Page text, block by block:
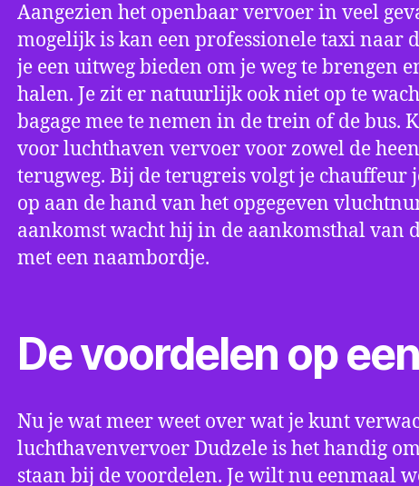
Aangezien het openbaar vervoer in veel
mogelijk is kan een professionele taxi naar
je een uitweg bieden om je weg te brengen
halen. Je zit er natuurlijk ook niet op te
bagage mee te nemen in de trein of de bus.
voor luchthaven vervoer voor zowel de
terugweg. Bij de terugreis volgt je chauffeur
op aan de hand van het opgegeven
aankomst wacht hij in de aankomsthal van
met een naambordje.
De voordelen op
Nu je wat meer weet over wat je kunt
luchthavenvervoer Dudzele is het handig
staan bij de voordelen. Je wilt nu eenmaal